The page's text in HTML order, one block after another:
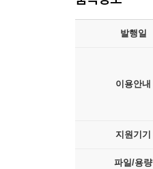
발행일
이용안내
지원기기
파일/용량